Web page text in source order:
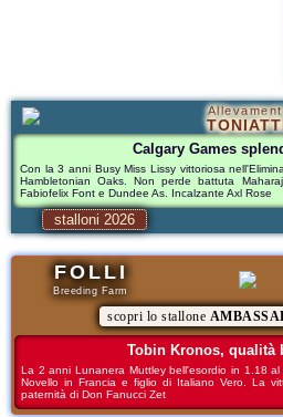
Calgary Games
Con la 3 anni Busy Miss Lissy vittoriosa
Hambletonian Oaks. Non perde battuta
Fabiofelix Font e Dundee As. Incalzante Axl Rose
stalloni 2026
FOLLI
Breeding Farm
scopri lo stallone
Tobin Kronos, qualità
La 2 anni Lunanera Muttley bell'esordio in 1.18
Novello in Francia e figlio di Italiano Vero. La
paternità di Don Fanucci Zet